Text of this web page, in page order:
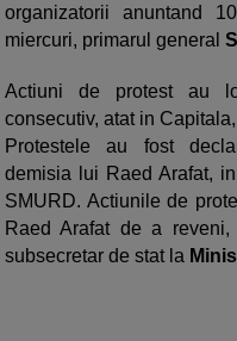
organizatorii anuntand
miercuri, primarul general
Actiuni de protest au
consecutiv, atat in
Protestele au fost
demisia lui Raed Arafat,
SMURD. Actiunile de
Raed Arafat de a
subsecretar de stat la